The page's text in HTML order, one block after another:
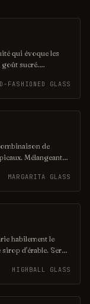
qui évoque les
goût sucré.
et les soirées
un choix
FASHIONED GLASS
de
Mélangeant
pour les amateurs
goût unique en
MARGARITA GLASS
habilement le
d'érable. Servi
Parfait pour les
séduire vos
HIGHBALL GLASS